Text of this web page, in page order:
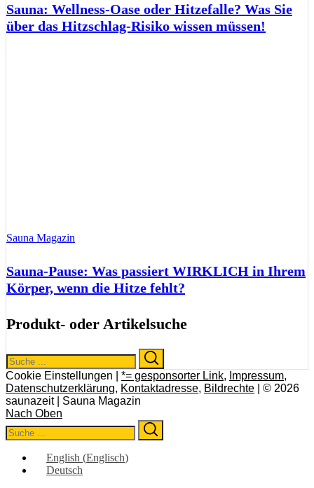
Sauna: Wellness-Oase oder Hitzefalle? Was Sie
über das Hitzschlag-Risiko wissen müssen!
Sauna Magazin
Sauna-Pause: Was passiert WIRKLICH in Ihrem
Körper, wenn die Hitze fehlt?
Produkt- oder Artikelsuche
Search
for:
Cookie Einstellungen | *= gesponsorter Link, Impressum,
Datenschutzerklärung, Kontaktadresse, Bildrechte | © 2026
saunazeit | Sauna Magazin
Nach Oben
Search
for:
English (Englisch)
Deutsch